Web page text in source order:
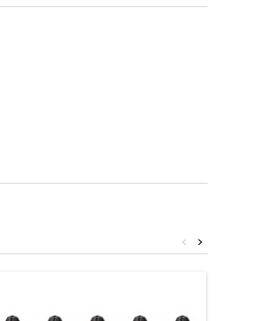
>
<